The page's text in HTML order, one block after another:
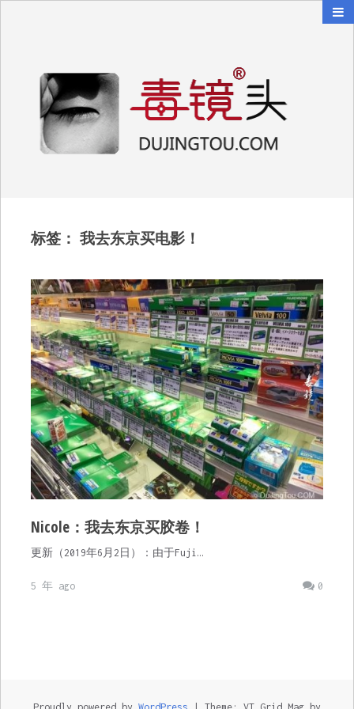
标签： 我去东京买电影！
Nicole：我去东京买胶卷！
更新（2019年6月2日）：由于Fuji…
0
5 年 ago